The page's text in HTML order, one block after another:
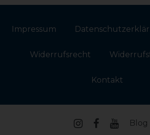
Impressum
Widerrufs­recht
Kontakt
Blog